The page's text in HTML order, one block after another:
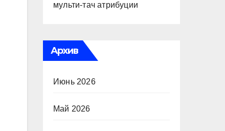
мульти-тач атрибуции
Архив
Июнь 2026
Май 2026